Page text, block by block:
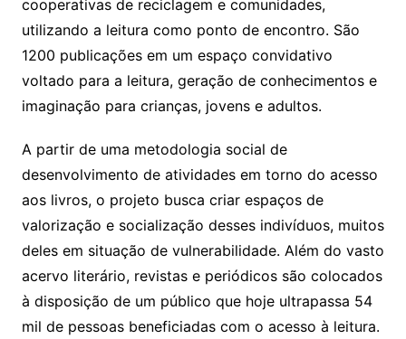
cooperativas de reciclagem e comunidades,
utilizando a leitura como ponto de encontro. São
1200 publicações em um espaço convidativo
voltado para a leitura, geração de conhecimentos e
imaginação para crianças, jovens e adultos.
A partir de uma metodologia social de
desenvolvimento de atividades em torno do acesso
aos livros, o projeto busca criar espaços de
valorização e socialização desses indivíduos, muitos
deles em situação de vulnerabilidade. Além do vasto
acervo literário, revistas e periódicos são colocados
à disposição de um público que hoje ultrapassa 54
mil de pessoas beneficiadas com o acesso à leitura.